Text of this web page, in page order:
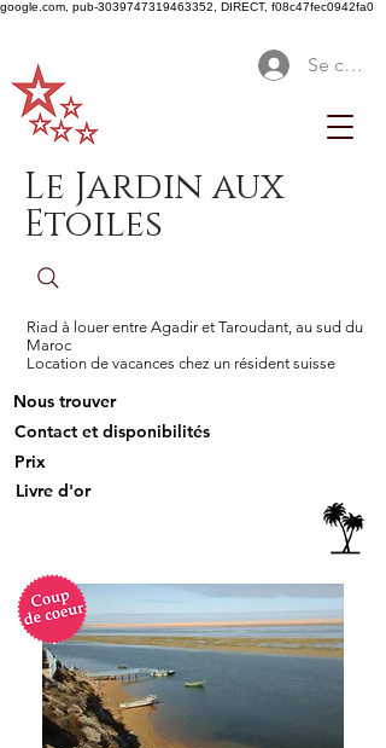
google.com, pub-3039747319463352, DIRECT, f08c47fec0942fa0
Se
Le Jardin aux
Etoiles
Riad à louer entre Agadir et Taroudant, au sud du
Maroc
Location de vacances chez un résident suisse
Nous trouver
Contact et disponibilités
Prix
Livre d'or